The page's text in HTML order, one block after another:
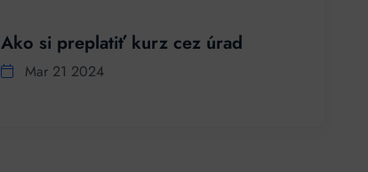
Ako si preplatiť kurz cez úrad
Mar 21 2024